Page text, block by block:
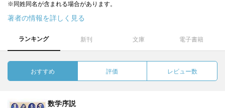
※同姓同名が含まれる場合があります。
著者の情報を詳しく見る
ランキング 新刊 文庫 電子書籍
おすすめ 評価 レビュー数
数学序説